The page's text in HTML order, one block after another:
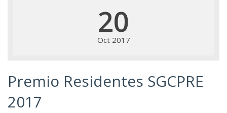
20
Oct 2017
Premio Residentes SGCPRE
2017